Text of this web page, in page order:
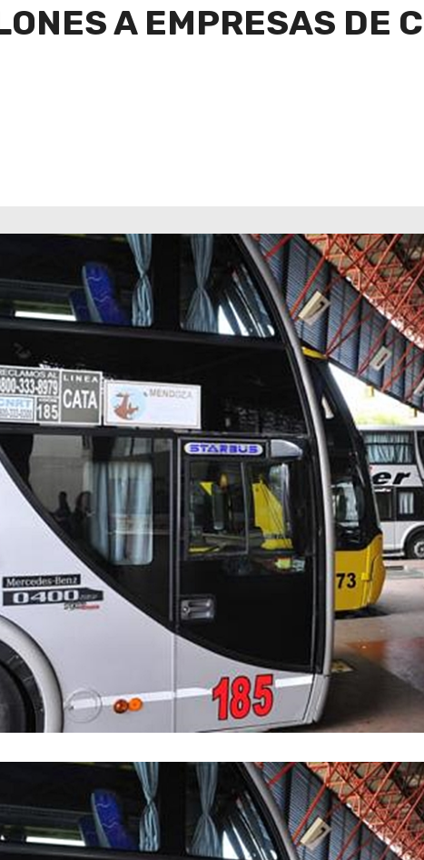
A EMPRESAS DE